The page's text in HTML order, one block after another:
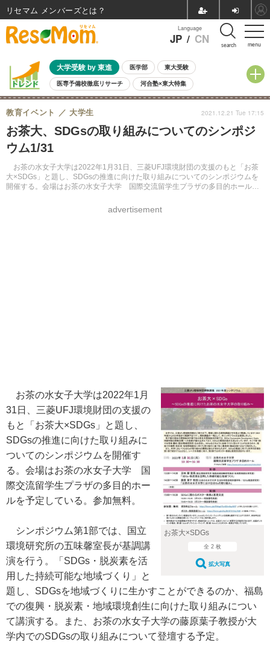
menu
Language
JP / CN search
大学受験 by 東進 医学部 東大受験
医専予備校徹底リサーチ 河合塾×東大特集
親子で考える大学選び 高校受験 中学受験 小学校受験
共通テスト 夏休み
8月開催イベント・WS 全国公立高校 過去問 人気記事
自由研究教材（小学生向け）
お茶大、SDGsの取り組みについてのシンポジ
ウム1/31
お茶の水女子大学は2022年1月31日、三菱UFJ環境財団の支援のもと「お茶
大×SDGs」と題し、SDGsの推進に向けた取り組みについてのシンポジウムを
開催する。会場はお茶の水女子大学 国際交流留学生プラザの多目的ホールを
教育イベント 大学生
advertisement
2021.12.21 Tue 17:15
お茶大×SDGs
全 2 枚
拡大写真
お茶の水女子大学は2022年1月
31日、三菱UFJ環境財団の支援の
もと「お茶大×SDGs」と題し、
SDGsの推進に向けた取り組みに
ついてのシンポジウムを開催す
る。会場はお茶の水女子大学 国
際交流留学生プラザの多目的ホー
ルを予定している。参加無料。
シンポジウム第1部では、国立
環境研究所の五味馨室長が基調講
演を行う。「SDGs・脱炭素を活
用した持続可能な地域づくり」と
題し、SDGsを地域づくりに生かすことができるのか、福島
での復興・脱炭素・地域環境創生に向けた取り組みについ
て講演する。また、お茶の水女子大学の藤原葉子教授が大
学内でのSDGsの取り組みについて登壇する予定。
リセマム メンバーズ